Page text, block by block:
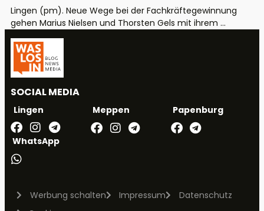
Lingen (pm). Neue Wege bei der Fachkräftegewinnung
gehen Marius Nielsen und Thorsten Gels mit ihrem ...
SOCIAL MEDIA
Lingen Meppen Papenburg
WhatsApp
Werbung schalten Impressum
Datenschutz